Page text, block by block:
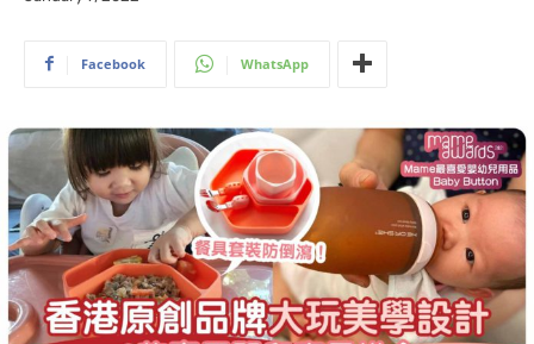
Facebook WhatsApp